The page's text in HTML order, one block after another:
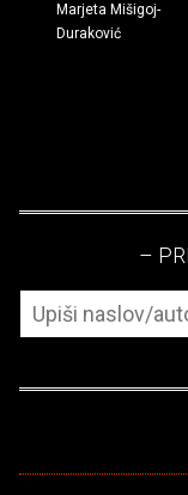
Marjeta Mišigoj-
Duraković
–